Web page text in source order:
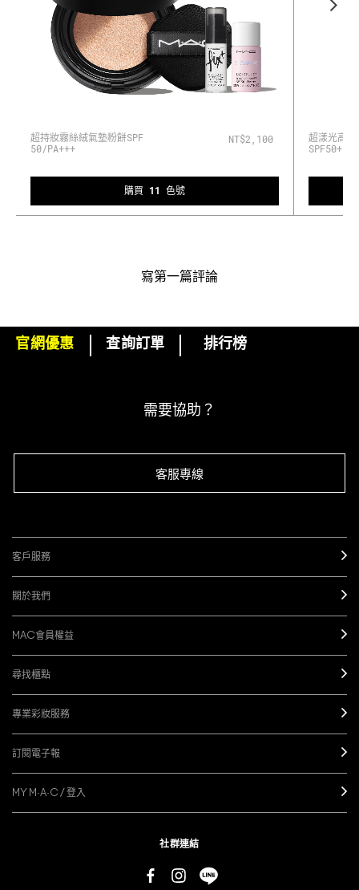
超持妝霧絲絨氣墊粉餅SPF
50/PA+++
NT$2,100
購買 11 色號
超漾光高
SPF50+/
寫第一篇評論
下單即可挑選精美小贈品！
官網優惠 查詢訂單 排行榜
需要協助？
客服專線
客戶服務
關於我們
MAC會員權益
尋找櫃點
專業彩妝服務
訂閱電子報
MY M·A·C / 登入
社群連結